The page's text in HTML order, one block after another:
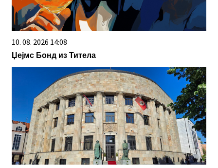
10. 08. 2026 14:08
Џејмс Бонд из Титела